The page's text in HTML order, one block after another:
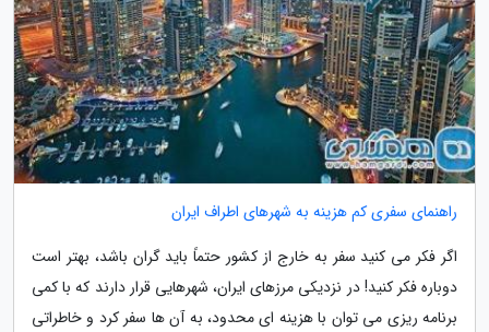
راهنمای سفری کم هزینه به شهرهای اطراف ایران
اگر فکر می کنید سفر به خارج از کشور حتماً باید گران باشد، بهتر است
دوباره فکر کنید! در نزدیکی مرزهای ایران، شهرهایی قرار دارند که با کمی
برنامه ریزی می توان با هزینه ای محدود، به آن ها سفر کرد و خاطراتی